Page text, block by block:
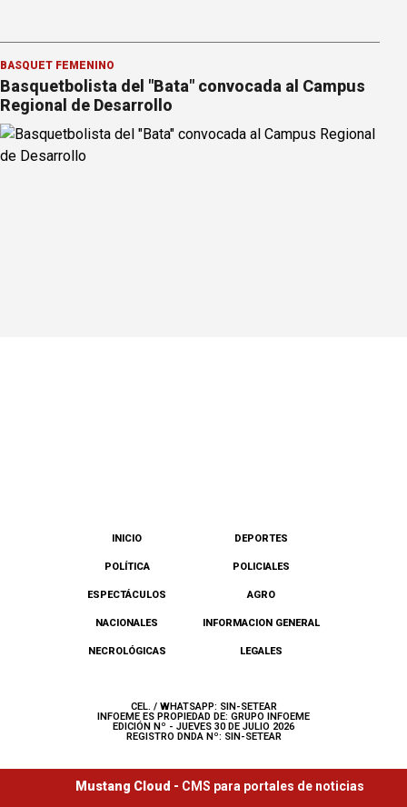
BÁSQUET FEMENINO
Basquetbolista del "Bata" convocada al Campus
Regional de Desarrollo
INICIO DEPORTES
POLÍTICA POLICIALES
ESPECTÁCULOS AGRO
NACIONALES INFORMACION GENERAL
NECROLÓGICAS LEGALES
CEL. / WHATSAPP: SIN-SETEAR
INFOEME ES PROPIEDAD DE: GRUPO INFOEME
EDICIÓN Nº - JUEVES 30 DE JULIO 2026
REGISTRO DNDA Nº: SIN-SETEAR
Mustang Cloud - CMS para portales de noticias